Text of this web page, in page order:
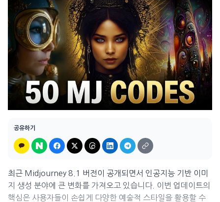
공유하기
최근 Midjourney 8.1 버전이 공개되면서 인공지능 기반 이미
지 생성 분야에 큰 변화를 가져오고 있습니다. 이번 업데이트의
핵심은 사용자들이 손쉽게 다양한 예술적 스타일을 활용할 수